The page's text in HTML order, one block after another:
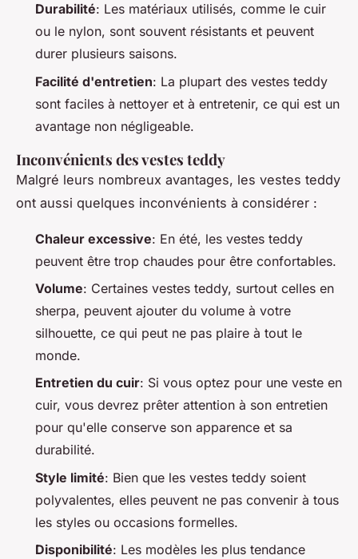
Durabilité: Les matériaux utilisés, comme le cuir
ou le nylon, sont souvent résistants et peuvent
durer plusieurs saisons.
Facilité d'entretien: La plupart des vestes teddy
sont faciles à nettoyer et à entretenir, ce qui est un
avantage non négligeable.
Inconvénients des vestes teddy
Malgré leurs nombreux avantages, les vestes teddy
ont aussi quelques inconvénients à considérer :
Chaleur excessive: En été, les vestes teddy
peuvent être trop chaudes pour être confortables.
Volume: Certaines vestes teddy, surtout celles en
sherpa, peuvent ajouter du volume à votre
silhouette, ce qui peut ne pas plaire à tout le
monde.
Entretien du cuir: Si vous optez pour une veste en
cuir, vous devrez prêter attention à son entretien
pour qu'elle conserve son apparence et sa
durabilité.
Style limité: Bien que les vestes teddy soient
polyvalentes, elles peuvent ne pas convenir à tous
les styles ou occasions formelles.
Disponibilité: Les modèles les plus tendance